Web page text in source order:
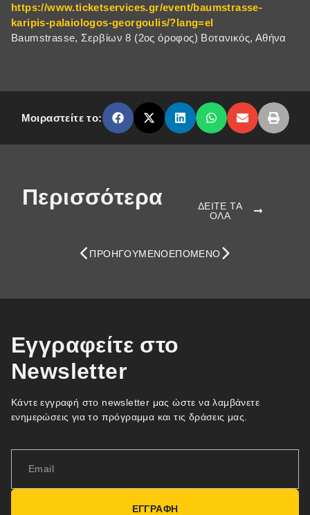
https://www.ticketservices.gr/event/baumstrasse-
karipis-palaiologos-georgoulis/?lang=el
Baumstrasse, Σερβίων 8 (2ος όροφος) Βοτανικός, Αθήνα
Μοιραστείτε το:
Περισσότερα
ΔΕΙΤΕ ΤΑ
ΟΛΑ
ΠΡΟΗΓΟΎΜΕΝΟΕΠΌΜΕΝΟ
Εγγραφείτε στο
Newsletter
Κάντε εγγραφή στο newsletter μας ώστε να λαμβάνετε
ενημερώσεις για το πρόγραμμα και τις δράσεις μας.
ΕΓΓΡΑΦΗ